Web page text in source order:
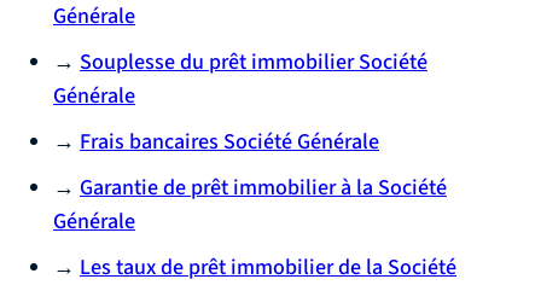
Générale
→ Souplesse du prêt immobilier Société
Générale
→ Frais bancaires Société Générale
→ Garantie de prêt immobilier à la Société
Générale
→ Les taux de prêt immobilier de la Société